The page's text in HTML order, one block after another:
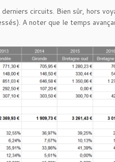
circuits. Bien sûr, hors
A noter que le temps